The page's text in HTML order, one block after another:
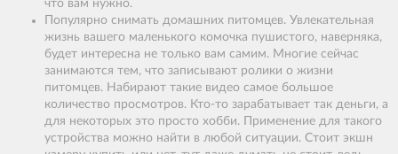
что вам нужно.
Популярно снимать домашних питомцев. Увлекательная
жизнь вашего маленького комочка пушистого, наверняка,
будет интересна не только вам самим. Многие сейчас
занимаются тем, что записывают ролики о жизни
питомцев. Набирают такие видео самое большое
количество просмотров. Кто-то зарабатывает так деньги, а
для некоторых это просто хобби. Применение для такого
устройства можно найти в любой ситуации. Стоит экшн